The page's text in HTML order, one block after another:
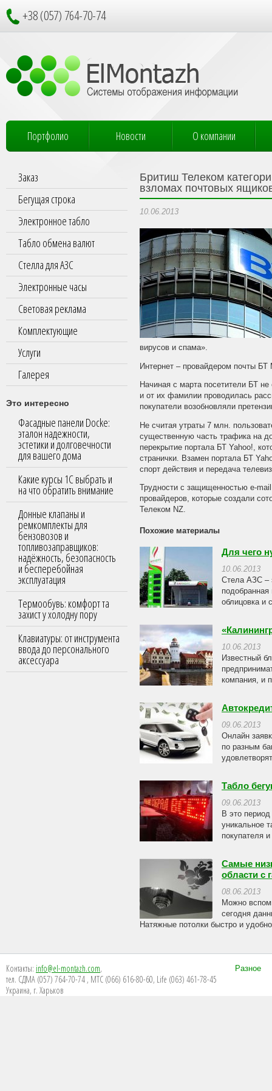
+38 (057) 764-70-74
Портфолио Новости О компании
Заказ
Бегущая строка
Электронное табло
Табло обмена валют
Стелла для АЗС
Электронные часы
Световая реклама
Комплектующие
Услуги
Галерея
Это интересно
Фасадные панели Docke:
эталон надежности,
эстетики и долговечности
для вашего дома
Какие курсы 1С выбрать и
на что обратить внимание
Донные клапаны и
ремкомплекты для
бензовозов и
топливозаправщиков:
надёжность, безопасность
и бесперебойная
эксплуатация
Термообувь: комфорт та
захист у холодну пору
Клавиатуры: от инструмента
ввода до персонального
аксессуара
Бритиш Телеком
взломах почтовых
10.06.2013
вирусов и спама».
Интернет – провайдером почты
Начиная с марта посетители БТ
и от их фамилии проводилась
покупатели возобновляли
Не считая утраты 7 млн.
существенную часть трафика на
перекрытие портала БТ Yahoo!,
странички. Взамен портала БТ
спорт действия и передача
Трудности с защищенностью e-
провайдеров, которые создали
Телеком NZ.
Похожие материалы
Для чего
10.06.2013
Стела АЗС –
подобранная
облицовка и
10.06.2013
Известный
компания, и
09.06.2013
Онлайн
по разным
Табло
09.06.2013
В это
уникальное
покупателя
Самые
области с
08.06.2013
Можно
сегодня
Натяжные потолки быстро и
Контакты: info@el-montazh.com,
тел. СДМА (057) 764-70-74 , МТС (066) 616-80-60, Life (063) 461-78-45
Украина, г. Харьков
Разное